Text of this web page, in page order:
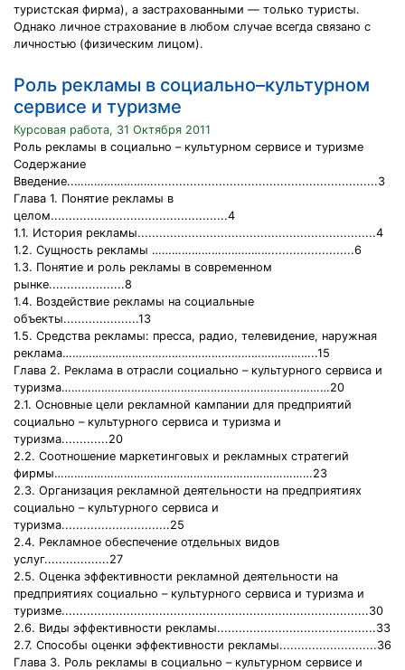
туристская фирма), а застрахованными — только туристы.
Однако личное страхование в любом случае всегда связано с
личностью (физическим лицом).
Роль рекламы в социально–культурном
сервисе и туризме
Курсовая работа, 31 Октября 2011
Роль рекламы в социально – культурном сервисе и туризме
Содержание
Введение..……………………..............................................................3
Глава 1. Понятие рекламы в
целом.................................................4
1.1. История рекламы..................................................................4
1.2. Сущность рекламы ……………………………….......................6
1.3. Понятие и роль рекламы в современном
рынке.....................8
1.4. Воздействие рекламы на социальные
объекты.....................13
1.5. Средства рекламы: пресса, радио, телевидение, наружная
реклама…………………………………………………………………..15
Глава 2. Реклама в отрасли социально – культурного сервиса и
туризма………………………………………………………………………20
2.1. Основные цели рекламной кампании для предприятий
социально – культурного сервиса и туризма и
туризма.............20
2.2. Соотношение маркетинговых и рекламных стратегий
фирмы……………………………………………………………………23
2.3. Организация рекламной деятельности на предприятиях
социально – культурного сервиса и
туризма..............................25
2.4. Рекламное обеспечение отдельных видов
услуг..................27
2.5. Оценка эффективности рекламной деятельности на
предприятиях социально – культурного сервиса и туризма и
туризме.....................................................................................30
2.6. Виды эффективности рекламы............................................33
2.7. Способы оценки эффективности рекламы...........................36
Глава 3. Роль рекламы в социально – культурном сервисе и